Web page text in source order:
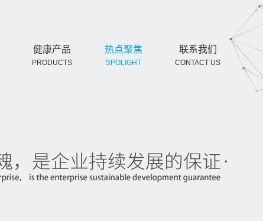
健康产品
PRODUCTS
热点聚焦
SPOLIGHT
联系我们
CONTACT US